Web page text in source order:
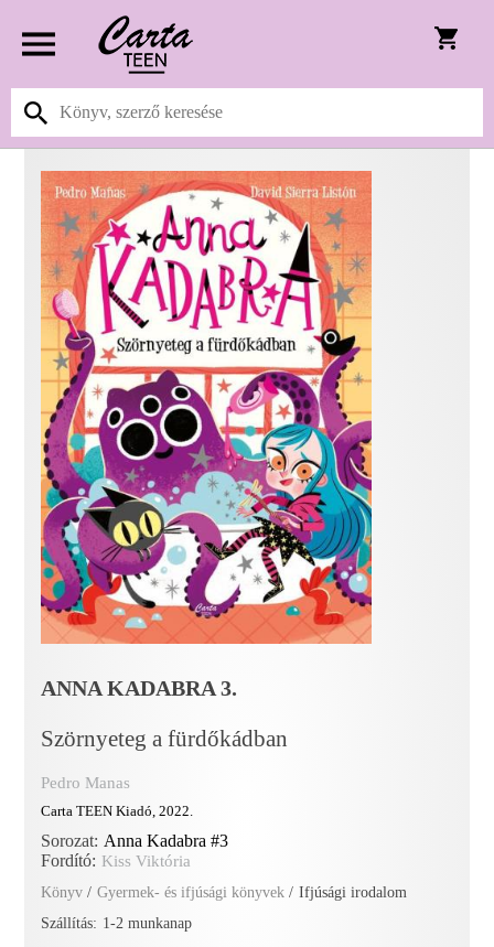
ANNA KADABRA 3.
Szörnyeteg a fürdőkádban
Pedro Manas
Carta TEEN Kiadó, 2022.
Sorozat: Anna Kadabra #3
Fordító: Kiss Viktória
Könyv / Gyermek- és ifjúsági könyvek / Ifjúsági irodalom
Szállítás: 1-2 munkanap